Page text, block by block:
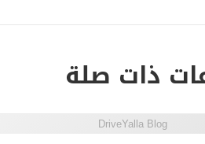
ذات صلة
DriveYalla Blog